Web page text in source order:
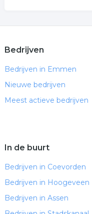
Bedrijven
Bedrijven in Emmen
Nieuwe bedrijven
Meest actieve bedrijven
In de buurt
Bedrijven in Coevorden
Bedrijven in Hoogeveen
Bedrijven in Assen